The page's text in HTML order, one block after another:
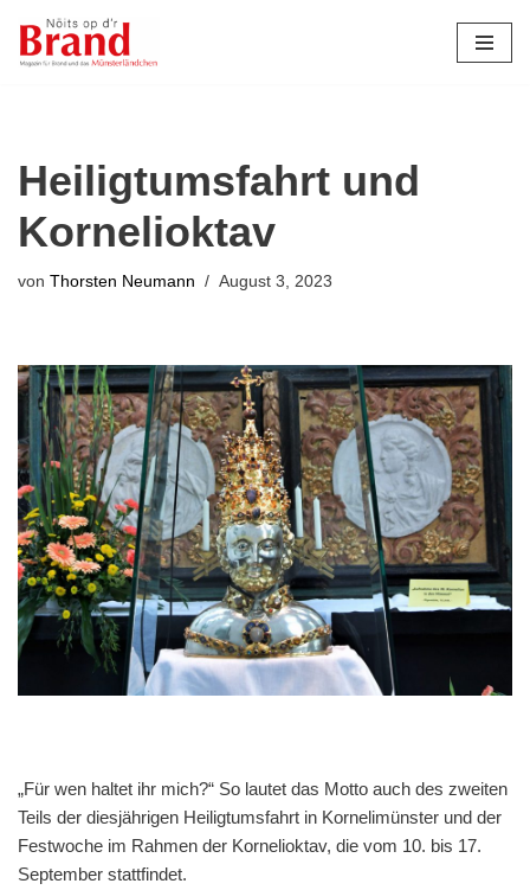
Zum
Heiligtumsfahrt und
Kornelioktav
von Thorsten Neumann August 3, 2023
„Für wen haltet ihr mich?“ So lautet das Motto auch des zweiten
Teils der diesjährigen Heiligtumsfahrt in Kornelimünster und der
Festwoche im Rahmen der Kornelioktav, die vom 10. bis 17.
September stattfindet.